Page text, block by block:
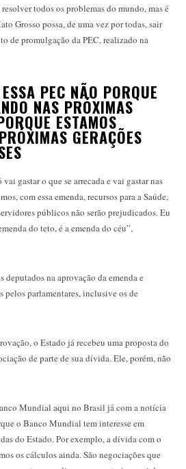
todos os problemas do mundo, mas é
Grosso possa, de uma vez por todas, sair
de promulgação da PEC, realizado na
PEC NÃO PORQUE
NAS PRÓXIMAS
ESTAMOS
GERAÇÕES
gastar o que se arrecada e vai gastar nas
com essa emenda, recursos para a Saúde,
públicos não serão prejudicados. Eu
do teto, é a emenda do céu”,
deputados na aprovação da emenda e
pelos parlamentares, inclusive os de
o Estado já recebeu uma proposta do
de parte de sua dívida. Ele, porém, não
Mundial aqui no Brasil já com a notícia
o Banco Mundial tem interesse em
do Estado. Por exemplo, a dívida com o
os cálculos ainda. São negociações que